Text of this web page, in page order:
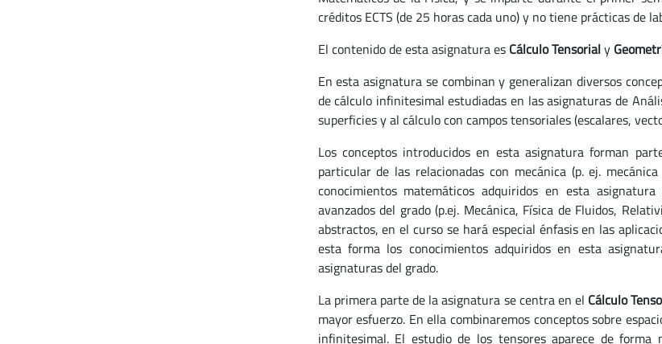
créditos ECTS (de 25 horas cada uno) y no tiene prácticas de
El contenido de esta asignatura es Cálculo Tensorialy
En esta asignatura se combinan y generalizan diversos
de cálculo infinitesimal estudiadas en las asignaturas de
superficies y al cálculo con campos tensoriales (escalares,
Los conceptos introducidos en esta asignatura forman
particular de las relacionadas con mecánica (p. ej.
conocimientos matemáticos adquiridos en esta
avanzados del grado (p.ej. Mecánica, Física de Fluidos,
abstractos, en el curso se hará especial énfasis en las
esta forma los conocimientos adquiridos en esta
asignaturas del grado.
La primera parte de la asignatura se centra en el Cálculo
mayor esfuerzo. En ella combinaremos conceptos sobre
infinitesimal. El estudio de los tensores aparece de forma